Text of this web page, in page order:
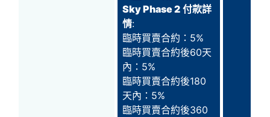
Sky Phase 2 付款詳
情:
臨時買賣合約：5%
臨時買賣合約後60天
內：5%
臨時買賣合約後180
天內：5%
臨時買賣合約後360